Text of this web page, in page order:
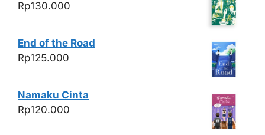
Rp130.000
End of the Road
Rp125.000
Namaku Cinta
Rp120.000